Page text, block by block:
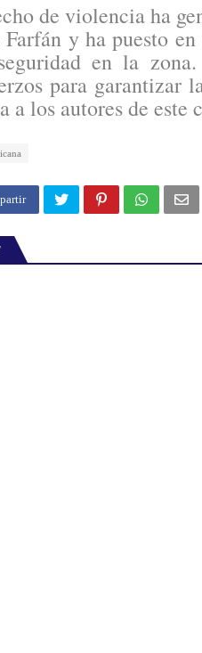
de violencia ha
y ha puesto
en la
para garantizar
a los autores de este